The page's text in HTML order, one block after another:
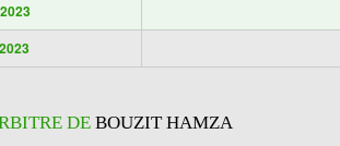
DE BOUZIT HAMZA